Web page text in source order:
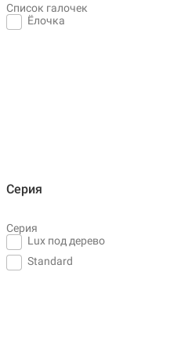
Список галочек
Ёлочка
Серия
Серия
Lux под дерево
Standard